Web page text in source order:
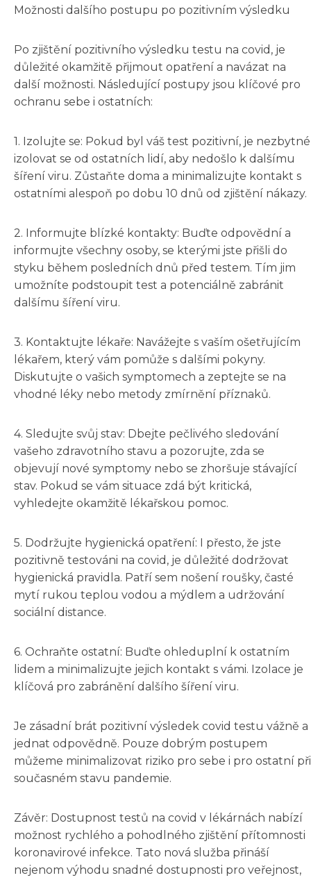
Možnosti dalšího postupu po pozitivním výsledku
Po zjištění pozitivního výsledku testu na covid, je
důležité okamžitě přijmout opatření a navázat na
další možnosti. Následující postupy jsou klíčové pro
ochranu sebe i ostatních:
1. Izolujte se: Pokud byl váš test pozitivní, je nezbytné
izolovat se od ostatních lidí, aby nedošlo k dalšímu
šíření viru. Zůstaňte doma a minimalizujte kontakt s
ostatními alespoň po dobu 10 dnů od zjištění nákazy.
2. Informujte blízké kontakty: Buďte odpovědní a
informujte všechny osoby, se kterými jste přišli do
styku během posledních dnů před testem. Tím jim
umožníte podstoupit test a potenciálně zabránit
dalšímu šíření viru.
3. Kontaktujte lékaře: Navážejte s vaším ošetřujícím
lékařem, který vám pomůže s dalšími pokyny.
Diskutujte o vašich symptomech a zeptejte se na
vhodné léky nebo metody zmírnění příznaků.
4. Sledujte svůj stav: Dbejte pečlivého sledování
vašeho zdravotního stavu a pozorujte, zda se
objevují nové symptomy nebo se zhoršuje stávající
stav. Pokud se vám situace zdá být kritická,
vyhledejte okamžitě lékařskou pomoc.
5. Dodržujte hygienická opatření: I přesto, že jste
pozitivně testováni na covid, je důležité dodržovat
hygienická pravidla. Patří sem nošení roušky, časté
mytí rukou teplou vodou a mýdlem a udržování
sociální distance.
6. Ochraňte ostatní: Buďte ohleduplní k ostatním
lidem a minimalizujte jejich kontakt s vámi. Izolace je
klíčová pro zabránění dalšího šíření viru.
Je zásadní brát pozitivní výsledek covid testu vážně a
jednat odpovědně. Pouze dobrým postupem
můžeme minimalizovat riziko pro sebe i pro ostatní při
současném stavu pandemie.
Závěr: Dostupnost testů na covid v lékárnách nabízí
možnost rychlého a pohodlného zjištění přítomnosti
koronavirové infekce. Tato nová služba přináší
nejenom výhodu snadné dostupnosti pro veřejnost,